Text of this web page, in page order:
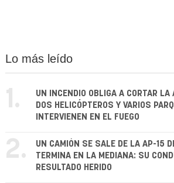
Lo más leído
1.
UN INCENDIO OBLIGA A CORTAR
DOS HELICÓPTEROS Y VARIOS
INTERVIENEN EN EL FUEGO
2.
UN CAMIÓN SE SALE DE LA AP-15
TERMINA EN LA MEDIANA: SU
RESULTADO HERIDO